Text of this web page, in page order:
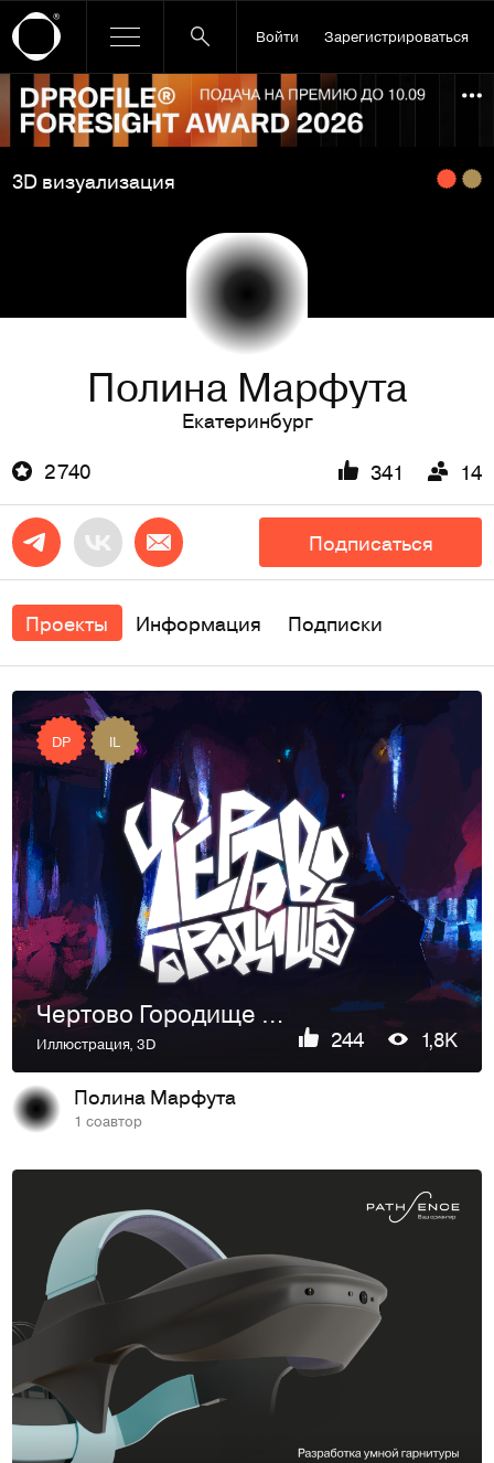
Войти Зарегистрироваться
Ссылка баннера
3D визуализация
Полина Марфута
Екатеринбург
2 740
341 14
Подписаться
Проекты Информация Подписки
DP IL
Чертово Городище — Концепт игры
Иллюстрация,3D 244 1,8K
Полина Марфута
1 соавтор